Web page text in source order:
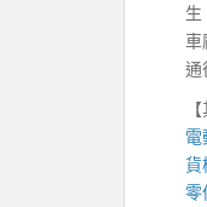
車
通
電
貨
零